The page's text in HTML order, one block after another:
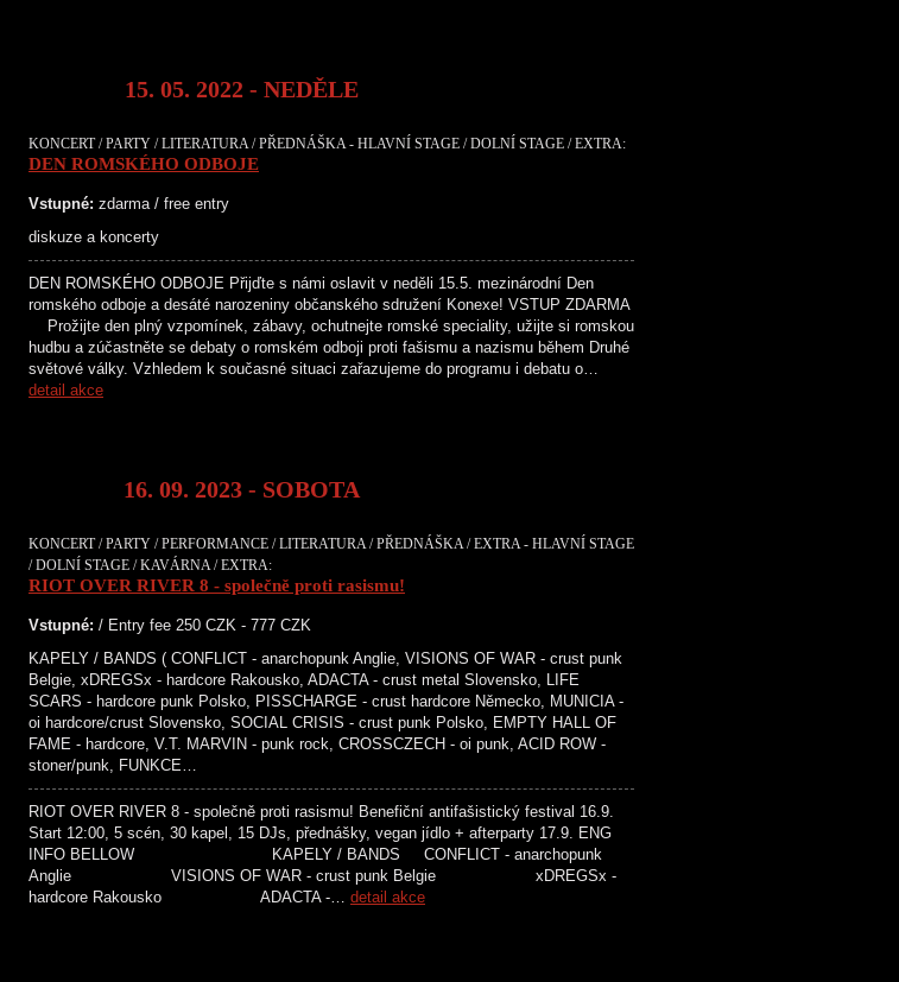
15. 05. 2022 - NEDĚLE
KONCERT / PARTY / LITERATURA / PŘEDNÁŠKA - HLAVNÍ STAGE / DOLNÍ STAGE / EXTRA:
DEN ROMSKÉHO ODBOJE
Vstupné: zdarma / free entry
diskuze a koncerty
DEN ROMSKÉHO ODBOJE Přijďte s námi oslavit v neděli 15.5. mezinárodní Den
romského odboje a desáté narozeniny občanského sdružení Konexe! VSTUP ZDARMA
Prožijte den plný vzpomínek, zábavy, ochutnejte romské speciality, užijte si romskou
hudbu a zúčastněte se debaty o romském odboji proti fašismu a nazismu během Druhé
světové války. Vzhledem k současné situaci zařazujeme do programu i debatu o…
detail akce
16. 09. 2023 - SOBOTA
KONCERT / PARTY / PERFORMANCE / LITERATURA / PŘEDNÁŠKA / EXTRA - HLAVNÍ STAGE
/ DOLNÍ STAGE / KAVÁRNA / EXTRA:
RIOT OVER RIVER 8 - společně proti rasismu!
Vstupné: / Entry fee 250 CZK - 777 CZK
KAPELY / BANDS ( CONFLICT - anarchopunk Anglie, VISIONS OF WAR - crust punk
Belgie, xDREGSx - hardcore Rakousko, ADACTA - crust metal Slovensko, LIFE
SCARS - hardcore punk Polsko, PISSCHARGE - crust hardcore Německo, MUNICIA -
oi hardcore/crust Slovensko, SOCIAL CRISIS - crust punk Polsko, EMPTY HALL OF
FAME - hardcore, V.T. MARVIN - punk rock, CROSSCZECH - oi punk, ACID ROW -
stoner/punk, FUNKCE…
RIOT OVER RIVER 8 - společně proti rasismu! Benefiční antifašistický festival 16.9.
Start 12:00, 5 scén, 30 kapel, 15 DJs, přednášky, vegan jídlo + afterparty 17.9. ENG
INFO BELLOW KAPELY / BANDS CONFLICT - anarchopunk
Anglie VISIONS OF WAR - crust punk Belgie xDREGSx -
hardcore Rakousko ADACTA -… detail akce